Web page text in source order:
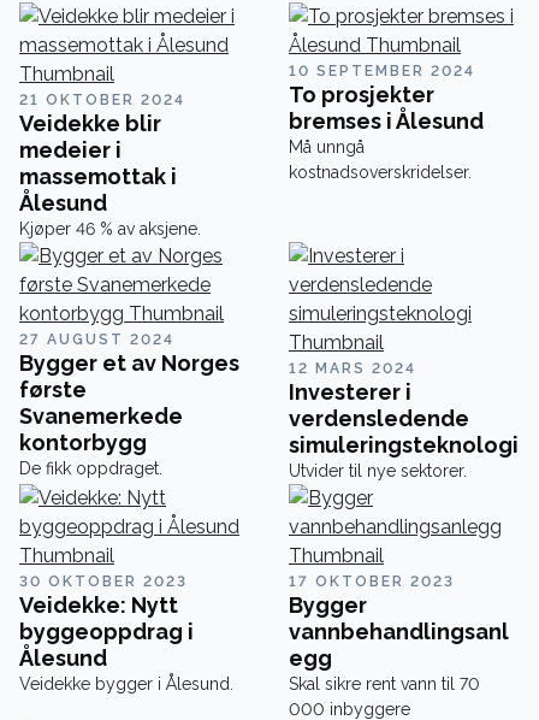
21 OKTOBER 2024
Veidekke blir
medeier i
massemottak i
Ålesund
Kjøper 46 % av aksjene.
10 SEPTEMBER 2024
To prosjekter
bremses i Ålesund
Må unngå
kostnadsoverskridelser.
27 AUGUST 2024
Bygger et av Norges
første
Svanemerkede
kontorbygg
De fikk oppdraget.
12 MARS 2024
Investerer i
verdensledende
simuleringsteknologi
Utvider til nye sektorer.
30 OKTOBER 2023
Veidekke: Nytt
byggeoppdrag i
Ålesund
Veidekke bygger i Ålesund.
17 OKTOBER 2023
Bygger
vannbehandlingsanl
egg
Skal sikre rent vann til 70
000 inbyggere